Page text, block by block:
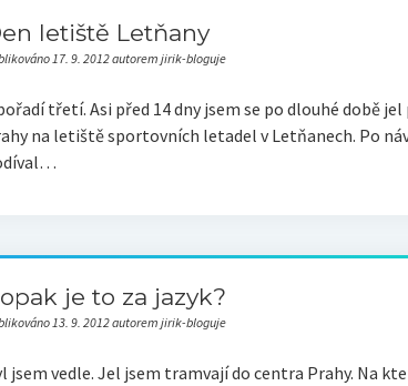
letiště Letňany
17. 9. 2012 autorem jirik-bloguje
třetí. Asi před 14 dny jsem se po dlouhé době
na letiště sportovních letadel v Letňanech. Po
je to za jazyk?
13. 9. 2012 autorem jirik-bloguje
jsem vedle. Jel jsem tramvají do centra Prahy. Na